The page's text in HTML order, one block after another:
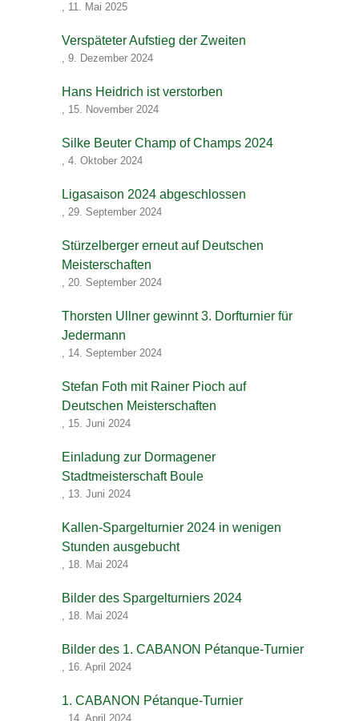
, 11. Mai 2025
Verspäteter Aufstieg der Zweiten
, 9. Dezember 2024
Hans Heidrich ist verstorben
, 15. November 2024
Silke Beuter Champ of Champs 2024
, 4. Oktober 2024
Ligasaison 2024 abgeschlossen
, 29. September 2024
Stürzelberger erneut auf Deutschen
Meisterschaften
, 20. September 2024
Thorsten Ullner gewinnt 3. Dorfturnier für
Jedermann
, 14. September 2024
Stefan Foth mit Rainer Pioch auf
Deutschen Meisterschaften
, 15. Juni 2024
Einladung zur Dormagener
Stadtmeisterschaft Boule
, 13. Juni 2024
Kallen-Spargelturnier 2024 in wenigen
Stunden ausgebucht
, 18. Mai 2024
Bilder des Spargelturniers 2024
, 18. Mai 2024
Bilder des 1. CABANON Pétanque-Turnier
, 16. April 2024
1. CABANON Pétanque-Turnier
14. April 2024